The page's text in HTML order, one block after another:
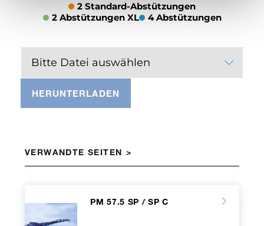
2 Standard-Abstützungen
2 Abstützungen XL
4 Abstützungen
Bitte Datei auswählen
HERUNTERLADEN
VERWANDTE SEITEN
PM 57.5 SP / SP C